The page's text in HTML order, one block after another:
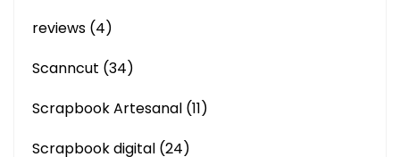
reviews (4)
Scanncut (34)
Scrapbook Artesanal (11)
Scrapbook digital (24)